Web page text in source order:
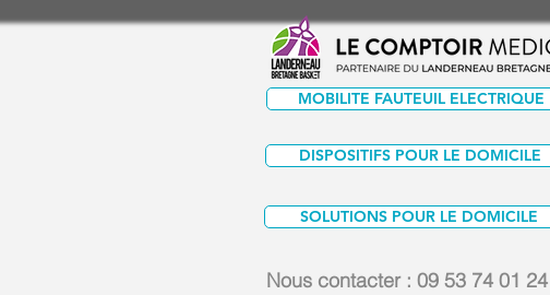
MOBILITE FAUTEUIL ELECTRIQUE
DISPOSITIFS POUR LE DOMICILE
Nous contacter : 09 53 74 01 24
SOLUTIONS POUR LE DOMICILE